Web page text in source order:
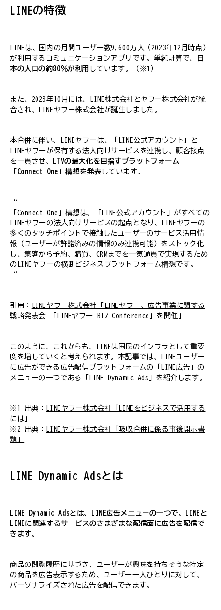
LINEの特徴
LINEは、国内の月間ユーザー数9,600万人（2023年12月時点）
が利用するコミュニケーションアプリです。単純計算で、
日
本の人口の約80％が利用 しています。（※1）
また、2023年10月には、LINE株式会社とヤフー株式会社が統
合され、LINEヤフー株式会社が誕生しました。
本合併に伴い、LINEヤフーは、「LINE公式アカウント」と
LINEヤフーが保有する法人向けサービスを連携し、顧客接点
を一貫させ、
LTVの最大化を目指すプラットフォーム
「Connect One」構想を発表 しています。
“
「Connect One」構想は、「LINE公式アカウント」がすべての
LINEヤフーの法人向けサービスの起点となり、LINEヤフーの
多くのタッチポイントで接触したユーザーのサービス活用情
報（ユーザーが許諾済みの情報のみ連携可能）をストック化
し、集客から予約、購買、CRMまでを一気通貫で実現するため
のLINEヤフーの横断ビジネスプラットフォーム構想です。
“
引用： LINEヤフー株式会社「LINEヤフー、広告事業に関する
戦略発表会 「LINEヤフー BIZ Conference」を開催」
このように、これからも、LINEは国民のインフラとして重要
度を増していくと考えられます。本記事では、LINEユーザー
に広告ができる広告配信プラットフォームの「LINE広告」の
メニューの一つである「LINE Dynamic Ads」を紹介します。
※1 出典： LINEヤフー株式会社「LINEをビジネスで活用する
には」
※2 出典： LINEヤフー株式会社「吸収合併に係る事後開示書
類」
LINE Dynamic Adsとは
LINE Dynamic Adsとは、LINE広告メニューの一つで、LINEと
LINEに関連するサービスのさまざまな配信面に広告を配信で
きます。
商品の閲覧履歴に基づき、ユーザーが興味を持ちそうな特定
の商品を広告表示するため、ユーザー一人ひとりに対して、
パーソナライズされた広告を配信できます。